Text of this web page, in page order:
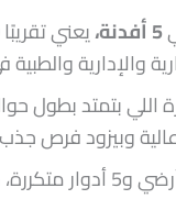
يعني تقريبًا
والإدارية
اللي بتمتد بطول
أما من ناحية التصميم،